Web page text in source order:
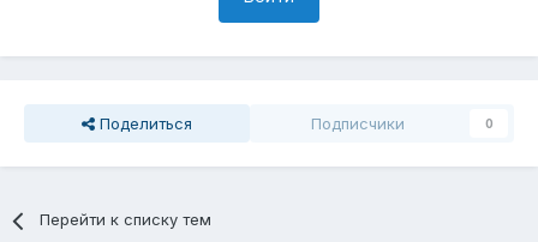
Поделиться Подписчики 0
Перейти к списку тем